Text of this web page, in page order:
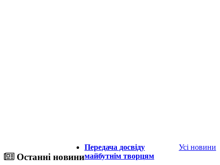
Останні новини
Усі новини
Передача досвіду
майбутнім творцям